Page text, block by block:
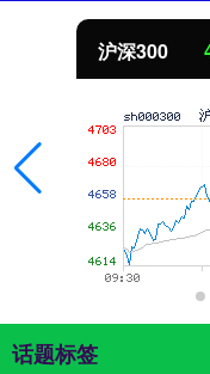
北证50
话题标签